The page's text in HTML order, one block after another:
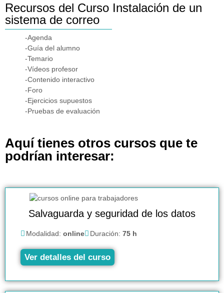
Recursos del Curso Instalación de un
sistema de correo
-Agenda
-Guía del alumno
-Temario
-Vídeos profesor
-Contenido interactivo
-Foro
-Ejercicios supuestos
-Pruebas de evaluación
Aquí tienes otros cursos que te
podrían interesar:
Salvaguarda y seguridad de los datos
Modalidad: online Duración: 75 h
Ver detalles del curso